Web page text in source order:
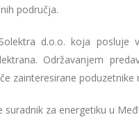
područja.
d.o.o. koja
Održavanjem
zainteresirane poduzetnike
suradnik za energetiku u